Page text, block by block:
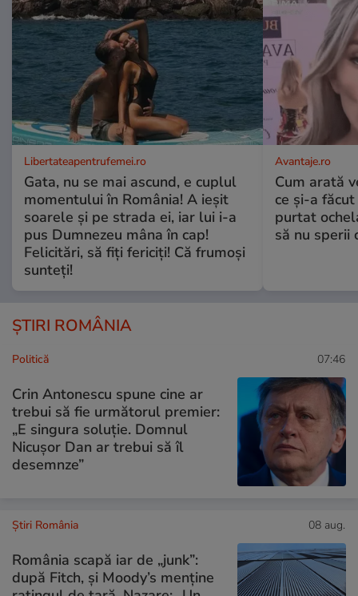
Libertateapentrufemei.ro
Gata, nu se mai ascund, e cuplul
momentului în România! A ieșit
soarele și pe strada ei, iar lui i-a
pus Dumnezeu mâna în cap!
Felicitări, să fiți fericiți! Că frumoși
sunteți!
Avantaje.ro
Cum arată
ce și-a
purtat
să nu sperii
ȘTIRI ROMÂNIA
Politică 07:46
Crin Antonescu spune cine ar
trebui să fie următorul premier:
„E singura soluție. Domnul
Nicușor Dan ar trebui să îl
desemnze”
Știri România 08 aug.
România scapă iar de „junk”:
după Fitch, și Moody’s menține